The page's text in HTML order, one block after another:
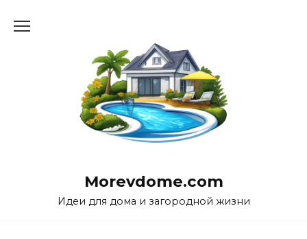
Morevdome.com
Идеи для дома и загородной жизни